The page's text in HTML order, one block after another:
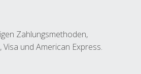
Zahlungsmethoden,
und American Express.